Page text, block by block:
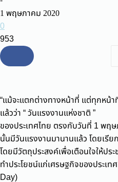
1 พฤษภาคม 2020
0
953
“แม้จะแตกต่างทางหน้าที่ แต่ทุกหน้
แล้วว่า “ วันแรงงานแห่งชาติ ”
ของประเทศไทย ตรงกับวันที่ 1 พฤ
นั้นมีวันแรงงานมานานแล้ว โดยเรีย
โดยมีวัตถุประสงค์เพื่อเตือนใจให้ปร
ทำประโยชน์แก่เศรษฐกิจของประเ
Day)